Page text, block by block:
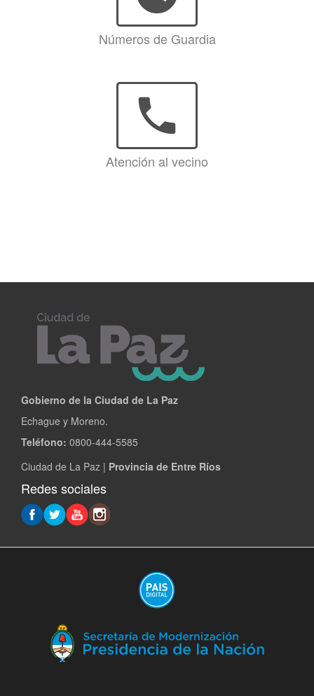
Números de Guardia
phone
Atención al vecino
Gobierno de la Ciudad de La Paz
Echague y Moreno.
Teléfono: 0800-444-5585
Ciudad de La Paz | Provincia de Entre Ríos
Redes sociales